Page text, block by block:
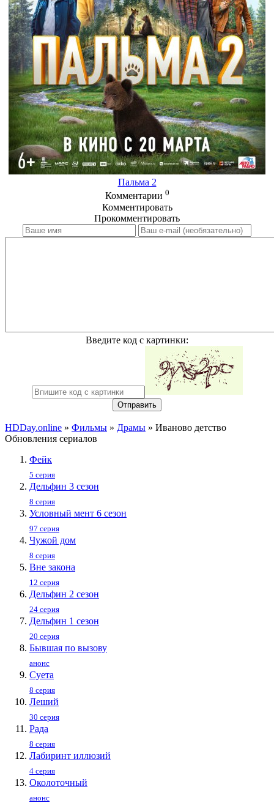
Пальма 2
Комментарии 0
Комментировать
Прокомментировать
Введите код с картинки:
Отправить
HDDay.online » Фильмы » Драмы » Ивaнoвo дeтcтвo
Обновления сериалов
Фейк
5 серия
Дельфин 3 сезон
8 серия
Условный мент 6 сезон
97 серия
Чужой дом
8 серия
Вне закона
12 серия
Дельфин 2 сезон
24 серия
Дельфин 1 сезон
20 серия
Бывшая по вызову
анонс
Суета
8 серия
Леший
30 серия
Рада
8 серия
Лабиринт иллюзий
4 серия
Околоточный
анонс